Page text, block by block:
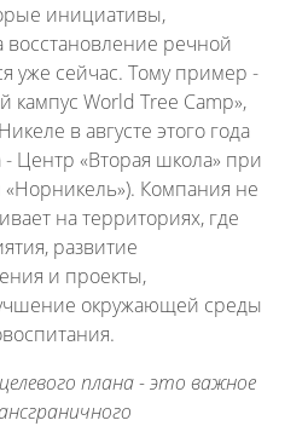
инициативы,
речной
уже сейчас. Тому пример -
кампус World Tree Camp»,
в августе этого года
- Центр «Вторая школа» при
Компания не
на территориях, где
развитие
и проекты,
окружающей среды
плана - это важное